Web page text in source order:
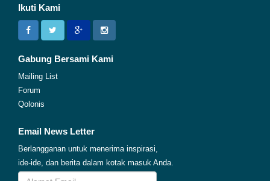
Ikuti Kami
Gabung Bersami Kami
Mailing List
Forum
Qolonis
Email News Letter
Berlangganan untuk menerima inspirasi,
ide-ide, dan berita dalam kotak masuk Anda.